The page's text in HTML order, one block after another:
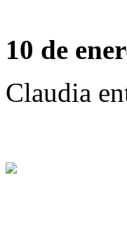
10 de
Claudia